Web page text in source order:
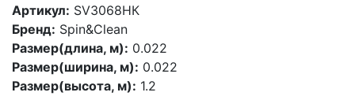
Артикул: SV3068НК
Бренд: Spin&Clean
Размер(длина, м): 0.022
Размер(ширина, м): 0.022
Размер(высота, м): 1.2